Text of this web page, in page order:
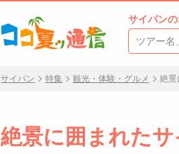
サイパン
サイパン 特集 観光・体験・グルメ 絶景
絶景に囲まれた